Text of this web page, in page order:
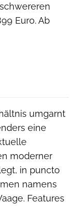
Euro. Ab
umgarnt
eine
moderner
in puncto
namens
Features